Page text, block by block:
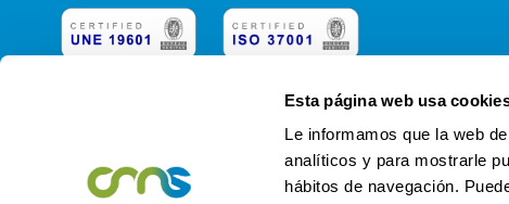
Esta página web usa
Le informamos que la web
analíticos y para mostrarle
hábitos de navegación.
© 2026 Todos los derechos reservados.
Compliance Management Systems, S.L., ahora opera